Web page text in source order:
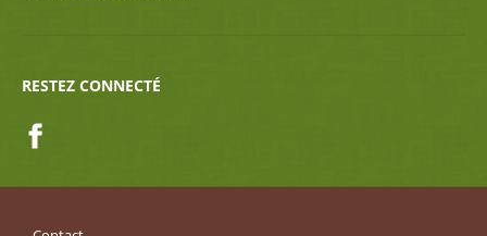
RESTEZ CONNECTÉ